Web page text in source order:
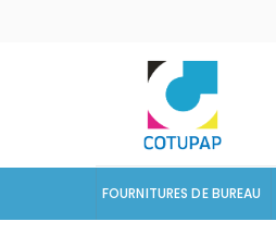
FOURNITURES DE BUREAU